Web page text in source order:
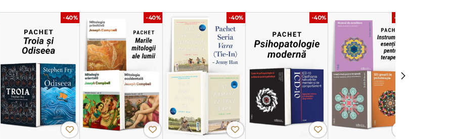
-40% -40% -40% -40% -40%
›